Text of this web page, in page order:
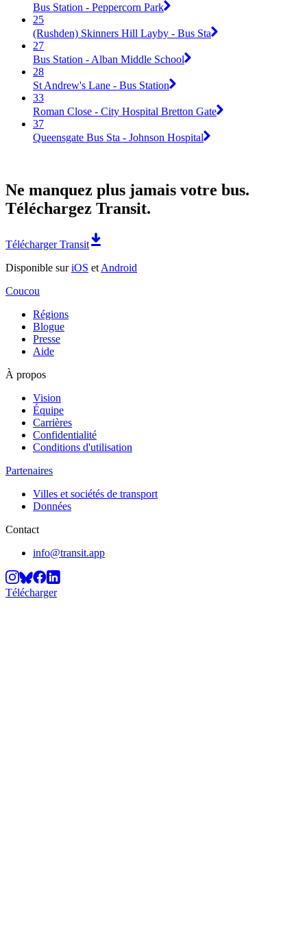
Bus Station - Peppercorn Park
25
(Rushden) Skinners Hill Layby - Bus Sta
27
Bus Station - Alban Middle School
28
St Andrew's Lane - Bus Station
33
Roman Close - City Hospital Bretton Gate
37
Queensgate Bus Sta - Johnson Hospital
Ne manquez plus jamais votre bus.
Téléchargez Transit.
Télécharger Transit
Disponible suriOS et Android
Coucou
Régions
Blogue
Presse
Aide
À propos
Vision
Équipe
Carrières
Confidentialité
Conditions d'utilisation
Partenaires
Villes et sociétés de transport
Données
Contact
info@transit.app
Télécharger